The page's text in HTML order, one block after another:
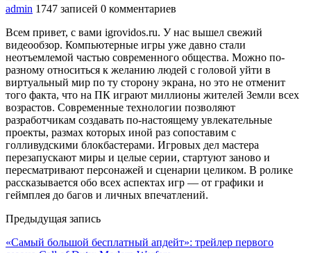
admin 1747 записей 0 комментариев
Всем привет, с вами igrovidos.ru. У нас вышел свежий
видеообзор. Компьютерные игры уже давно стали
неотъемлемой частью современного общества. Можно по-
разному относиться к желанию людей с головой уйти в
виртуальный мир по ту сторону экрана, но это не отменит
того факта, что на ПК играют миллионы жителей Земли всех
возрастов. Современные технологии позволяют
разработчикам создавать по-настоящему увлекательные
проекты, размах которых иной раз сопоставим с
голливудскими блокбастерами. Игровых дел мастера
перезапускают миры и целые серии, стартуют заново и
пересматривают персонажей и сценарии целиком. В ролике
рассказывается обо всех аспектах игр — от графики и
геймплея до багов и личных впечатлений.
Предыдущая запись
«Самый большой бесплатный апдейт»: трейлер первого